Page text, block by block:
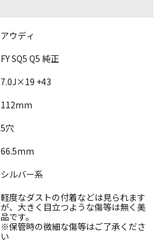
アウディ
FY SQ5 Q5 純正
7.0J×19 +43
112mm
5穴
66.5mm
シルバー系
軽度なダストの付着などは見られます
が、大きく目立つような傷等は無く美
品です。
※保管時の微細な傷等はご了承くださ
い